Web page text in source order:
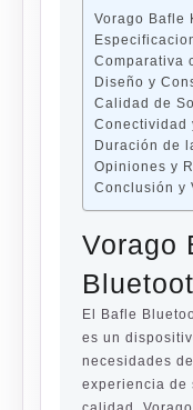
Vorago Bafle
Comparativa
Diseño y
Calidad de
Conectividad
Duración de
Opiniones y
Conclusión y
Vorago
El Bafle
es un
necesidades
experiencia de